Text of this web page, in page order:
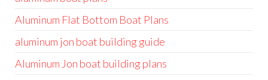
Aluminum Flat Bottom Boat Plans
aluminum jon boat building guide
Aluminum Jon boat building plans